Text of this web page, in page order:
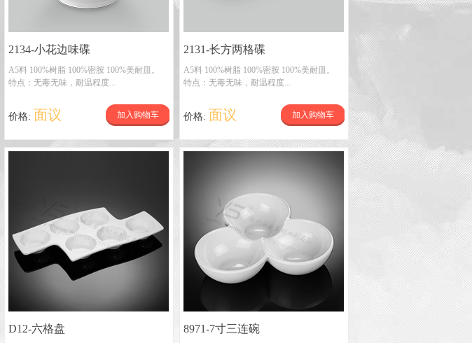
2134-小花边味碟
A5料 100%树脂 100%密胺 100%美耐皿。
特点：无毒无味，耐温程度...
价格: 面议 加入购物车
2131-长方两格碟
A5料 100%树脂 100%密胺 100%美耐皿。
特点：无毒无味，耐温程度...
价格: 面议 加入购物车
D12-六格盘 8971-7寸三连碗